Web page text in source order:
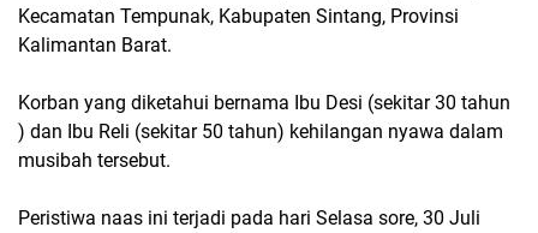
Kecamatan Tempunak, Kabupaten Sintang, Provinsi
Kalimantan Barat.
Korban yang diketahui bernama Ibu Desi (sekitar 30 tahun
) dan Ibu Reli (sekitar 50 tahun) kehilangan nyawa dalam
musibah tersebut.
Peristiwa naas ini terjadi pada hari Selasa sore, 30 Juli